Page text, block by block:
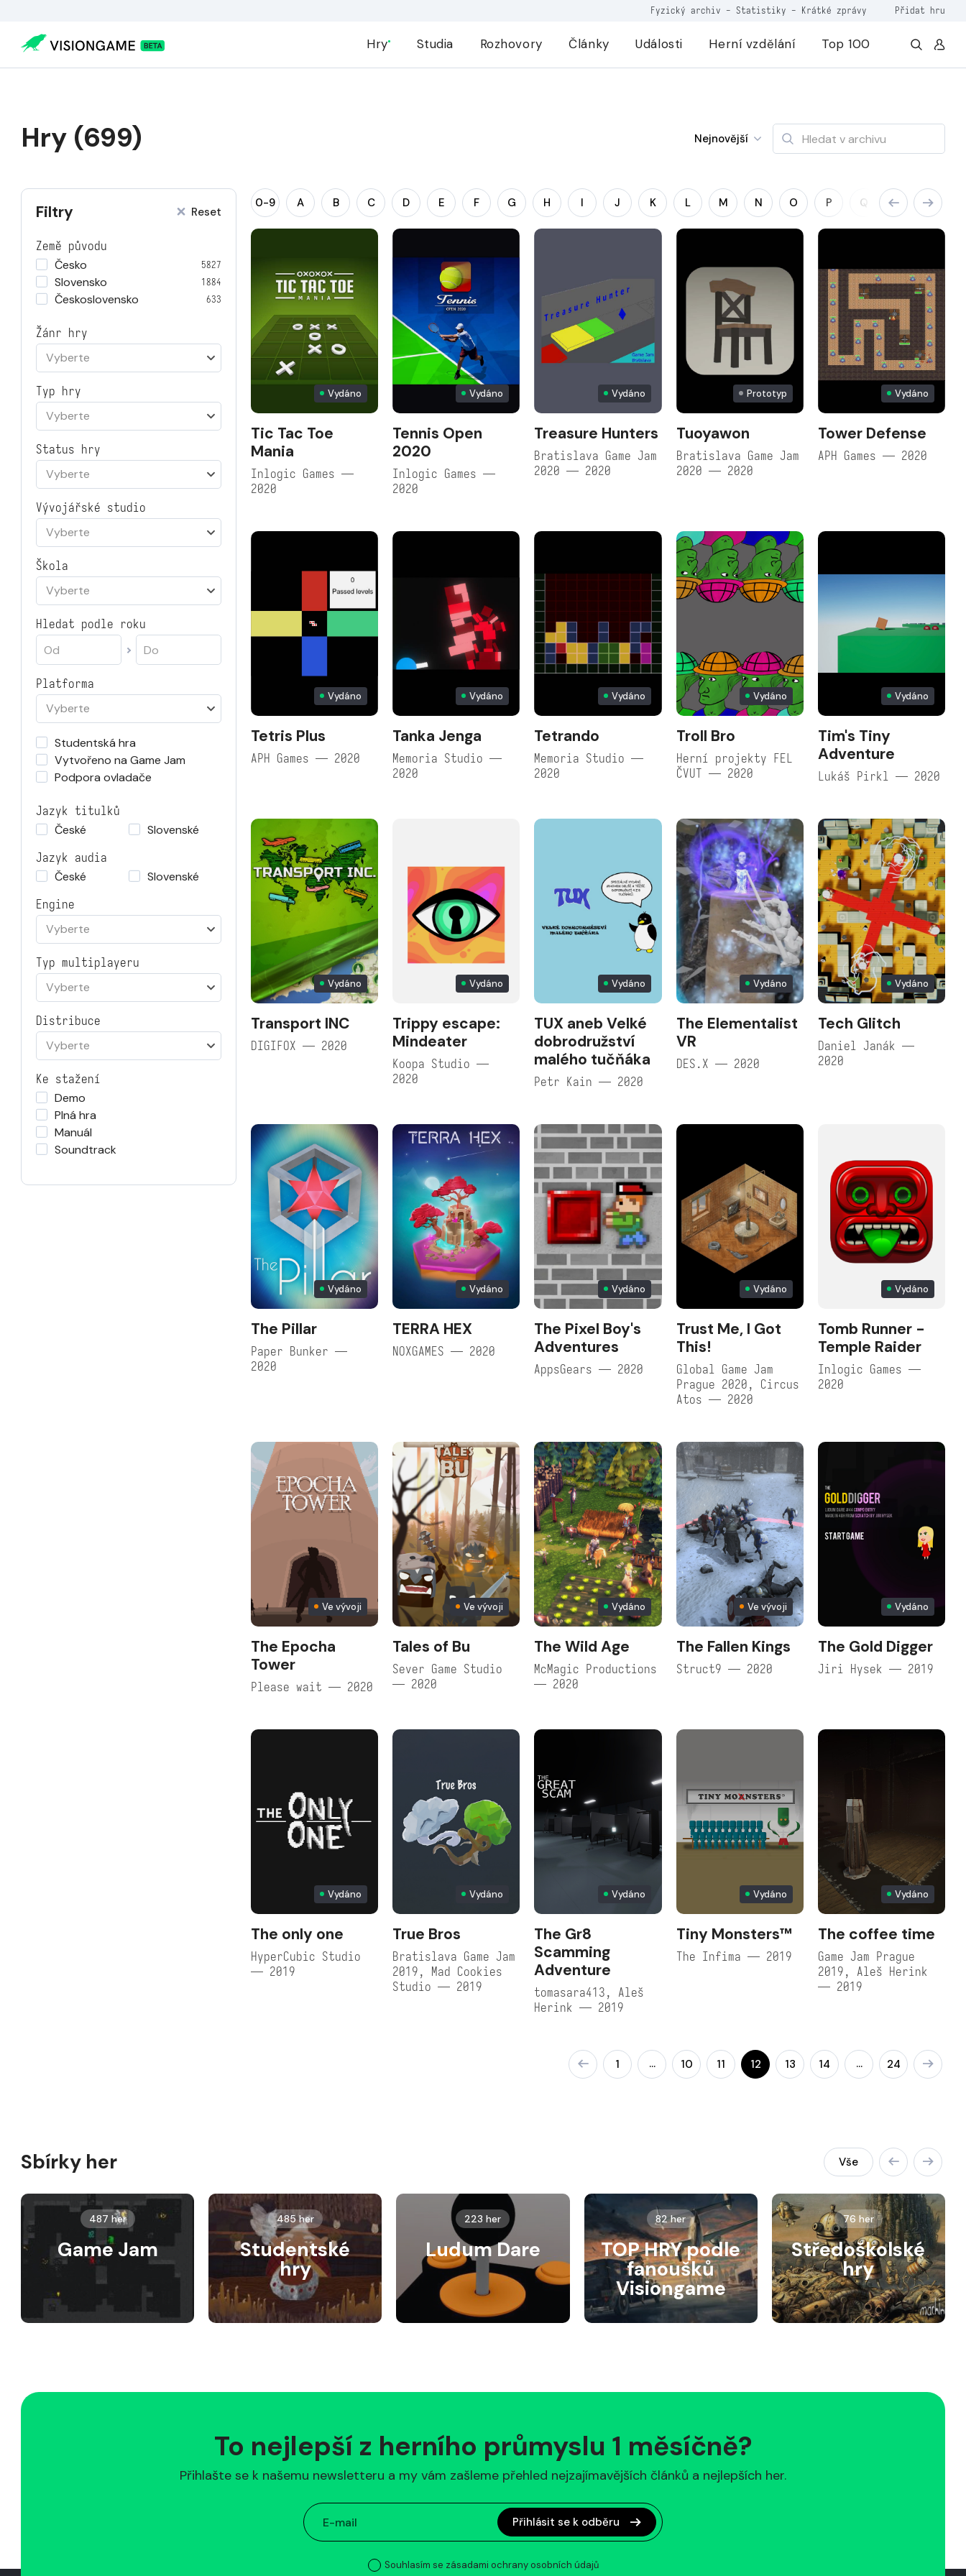
Fyzický archiv - Statistiky - Krátké zprávy Přidat hru
Hry Studia Rozhovory Články Události Herní vzdělání Top 100
Hry (699) Nejnovější
Filtry Reset
Země původu
Česko
5827
Slovensko 1884
Československo 633
Žánr hry
Vyberte
Typ hry
Vyberte
Status hry
Vyberte
Vývojářské studio
Vyberte
Škola
Vyberte
Hledat podle roku
Platforma
Vyberte
Studentská hra
Vytvořeno na Game Jam
Podpora ovladače
Jazyk titulků
České
Slovenské
Jazyk audia
České
Slovenské
Engine
Vyberte
Typ multiplayeru
Vyberte
Distribuce
Vyberte
Ke stažení
Demo
Plná hra
Manuál
Soundtrack
0-9 A B C D E F G H I J K L M N O P Q R S
Vydáno
Tic Tac Toe
Mania
Inlogic Games —
2020
Vydáno
Tennis Open
2020
Inlogic Games —
2020
Vydáno
Treasure Hunters
Bratislava Game Jam
2020 — 2020
Prototyp
Tuoyawon
Bratislava Game Jam
2020 — 2020
Vydáno
Tower Defense
APH Games — 2020
Vydáno
Tetris Plus
APH Games — 2020
Vydáno
Tanka Jenga
Memoria Studio —
2020
Vydáno
Tetrando
Memoria Studio —
2020
Vydáno
Troll Bro
Herní projekty FEL
ČVUT — 2020
Vydáno
Tim's Tiny
Adventure
Lukáš Pirkl — 2020
Vydáno
Transport INC
DIGIFOX — 2020
Vydáno
Trippy escape:
Mindeater
Koopa Studio —
2020
Vydáno
TUX aneb Velké
dobrodružství
malého tučňáka
Petr Kain — 2020
Vydáno
The Elementalist
VR
DES.X — 2020
Vydáno
Tech Glitch
Daniel Janák —
2020
Vydáno
The Pillar
Paper Bunker —
2020
Vydáno
TERRA HEX
NOXGAMES — 2020
Vydáno
The Pixel Boy's
Adventures
AppsGears — 2020
Vydáno
Trust Me, I Got
This!
Global Game Jam
Prague 2020, Circus
Atos — 2020
Vydáno
Tomb Runner -
Temple Raider
Inlogic Games —
2020
Ve vývoji
The Epocha
Tower
Please wait — 2020
Ve vývoji
Tales of Bu
Sever Game Studio
— 2020
Vydáno
The Wild Age
McMagic Productions
— 2020
Ve vývoji
The Fallen Kings
Struct9 — 2020
Vydáno
The Gold Digger
Jiri Hysek — 2019
Vydáno
The only one
HyperCubic Studio
— 2019
Vydáno
True Bros
Bratislava Game Jam
2019, Mad Cookies
Studio — 2019
Vydáno
The Gr8
Scamming
Adventure
tomasara413, Aleš
Herink — 2019
Vydáno
Tiny Monsters™
The Infima — 2019
Vydáno
The coffee time
Game Jam Prague
2019, Aleš Herink
— 2019
1 … 10 11 12 13 14 … 24
Sbírky her Vše
487 her
Game Jam
485 her
Studentské
hry
223 her
Ludum Dare
82 her
TOP HRY podle
fanoušků
Visiongame
76 her
Středoškolské
hry
To nejlepší z herního průmyslu 1 měsíčně?
Přihlašte se k našemu newsletteru a my vám zašleme přehled nejzajímavějších článků a nejlepších her.
Přihlásit se k odběru
Souhlasím se zásadami ochrany osobních údajů